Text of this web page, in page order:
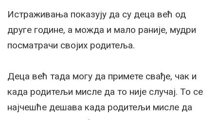
Истраживања показују да су деца већ од
друге године, а можда и мало раније, мудри
посматрачи својих родитеља.
Деца већ тада могу да примете свађе, чак и
када родитељи мисле да то није случај. То се
најчешће дешава када родитељи мисле да